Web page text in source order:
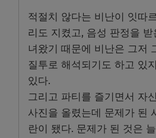
적절치 않다는 비난이 잇따
리도 지켰고, 음성 판정을
녀왔기 때문에 비난은 그저
질투로 해석되기도 하고 있
있다.
그리고 파티를 즐기면서 자
사진을 올렸는데 문제가 된
란이 됐다. 문제가 된 것은